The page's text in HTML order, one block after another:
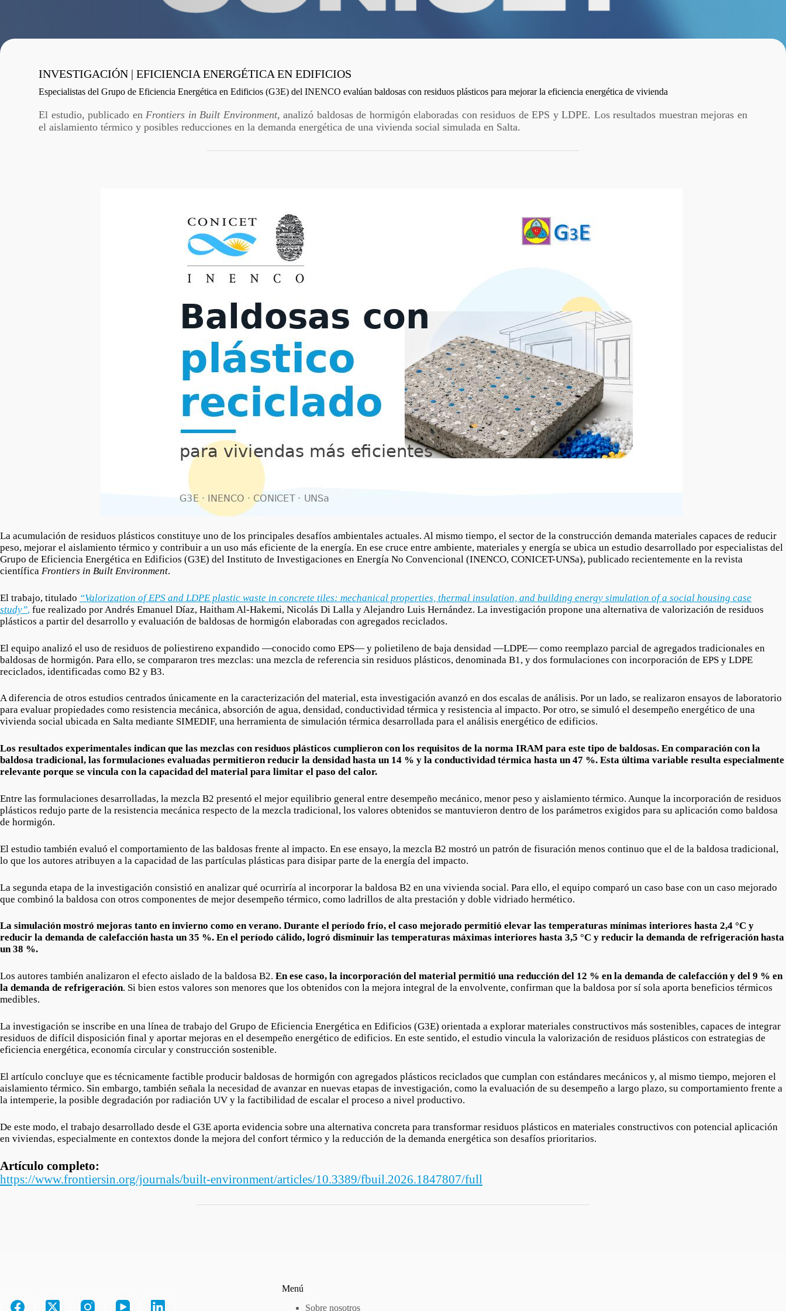
INVESTIGACIÓN | EFICIENCIA ENERGÉTICA EN EDIFICIOS
Especialistas del Grupo de Eficiencia Energética en Edificios (G3E) del INENCO evalúan baldosas con residuos plásticos para mejorar la eficiencia energética de vivienda
El estudio, publicado enFrontiers in Built Environment, analizó baldosas de hormigón elaboradas con residuos de EPS y LDPE. Los resultados muestran mejoras en
el aislamiento térmico y posibles reducciones en la demanda energética de una vivienda social simulada en Salta.
La acumulación de residuos plásticos constituye uno de los principales desafíos ambientales actuales. Al mismo tiempo, el sector de la construcción demanda materiales capaces de reducir
peso, mejorar el aislamiento térmico y contribuir a un uso más eficiente de la energía. En ese cruce entre ambiente, materiales y energía se ubica un estudio desarrollado por especialistas del
Grupo de Eficiencia Energética en Edificios (G3E) del Instituto de Investigaciones en Energía No Convencional (INENCO, CONICET-UNSa), publicado recientemente en la revista
científica Frontiers in Built Environment.
El trabajo, titulado “Valorization of EPS and LDPE plastic waste in concrete tiles: mechanical properties, thermal insulation, and building energy simulation of a social housing case
study”, fue realizado por Andrés Emanuel Díaz, Haitham Al-Hakemi, Nicolás Di Lalla y Alejandro Luis Hernández. La investigación propone una alternativa de valorización de residuos
plásticos a partir del desarrollo y evaluación de baldosas de hormigón elaboradas con agregados reciclados.
El equipo analizó el uso de residuos de poliestireno expandido —conocido como EPS— y polietileno de baja densidad —LDPE— como reemplazo parcial de agregados tradicionales en
baldosas de hormigón. Para ello, se compararon tres mezclas: una mezcla de referencia sin residuos plásticos, denominada B1, y dos formulaciones con incorporación de EPS y LDPE
reciclados, identificadas como B2 y B3.
A diferencia de otros estudios centrados únicamente en la caracterización del material, esta investigación avanzó en dos escalas de análisis. Por un lado, se realizaron ensayos de laboratorio
para evaluar propiedades como resistencia mecánica, absorción de agua, densidad, conductividad térmica y resistencia al impacto. Por otro, se simuló el desempeño energético de una
vivienda social ubicada en Salta mediante SIMEDIF, una herramienta de simulación térmica desarrollada para el análisis energético de edificios.
Los resultados experimentales indican que las mezclas con residuos plásticos cumplieron con los requisitos de la norma IRAM para este tipo de baldosas. En comparación con la
baldosa tradicional, las formulaciones evaluadas permitieron reducir la densidad hasta un 14 % y la conductividad térmica hasta un 47 %. Esta última variable resulta especialmente
relevante porque se vincula con la capacidad del material para limitar el paso del calor.
Entre las formulaciones desarrolladas, la mezcla B2 presentó el mejor equilibrio general entre desempeño mecánico, menor peso y aislamiento térmico. Aunque la incorporación de residuos
plásticos redujo parte de la resistencia mecánica respecto de la mezcla tradicional, los valores obtenidos se mantuvieron dentro de los parámetros exigidos para su aplicación como baldosa
de hormigón.
El estudio también evaluó el comportamiento de las baldosas frente al impacto. En ese ensayo, la mezcla B2 mostró un patrón de fisuración menos continuo que el de la baldosa tradicional,
lo que los autores atribuyen a la capacidad de las partículas plásticas para disipar parte de la energía del impacto.
La segunda etapa de la investigación consistió en analizar qué ocurriría al incorporar la baldosa B2 en una vivienda social. Para ello, el equipo comparó un caso base con un caso mejorado
que combinó la baldosa con otros componentes de mejor desempeño térmico, como ladrillos de alta prestación y doble vidriado hermético.
La simulación mostró mejoras tanto en invierno como en verano. Durante el período frío, el caso mejorado permitió elevar las temperaturas mínimas interiores hasta 2,4 °C y
reducir la demanda de calefacción hasta un 35 %. En el período cálido, logró disminuir las temperaturas máximas interiores hasta 3,5 °C y reducir la demanda de refrigeración hasta
un 38 %.
Los autores también analizaron el efecto aislado de la baldosa B2. En ese caso, la incorporación del material permitió una reducción del 12 % en la demanda de calefacción y del 9 % en
la demanda de refrigeración. Si bien estos valores son menores que los obtenidos con la mejora integral de la envolvente, confirman que la baldosa por sí sola aporta beneficios térmicos
medibles.
La investigación se inscribe en una línea de trabajo del Grupo de Eficiencia Energética en Edificios (G3E) orientada a explorar materiales constructivos más sostenibles, capaces de integrar
residuos de difícil disposición final y aportar mejoras en el desempeño energético de edificios. En este sentido, el estudio vincula la valorización de residuos plásticos con estrategias de
eficiencia energética, economía circular y construcción sostenible.
El artículo concluye que es técnicamente factible producir baldosas de hormigón con agregados plásticos reciclados que cumplan con estándares mecánicos y, al mismo tiempo, mejoren el
aislamiento térmico. Sin embargo, también señala la necesidad de avanzar en nuevas etapas de investigación, como la evaluación de su desempeño a largo plazo, su comportamiento frente a
la intemperie, la posible degradación por radiación UV y la factibilidad de escalar el proceso a nivel productivo.
De este modo, el trabajo desarrollado desde el G3E aporta evidencia sobre una alternativa concreta para transformar residuos plásticos en materiales constructivos con potencial aplicación
en viviendas, especialmente en contextos donde la mejora del confort térmico y la reducción de la demanda energética son desafíos prioritarios.
Artículo completo:
https://www.frontiersin.org/journals/built-environment/articles/10.3389/fbuil.2026.1847807/full
Menú
Sobre nosotros